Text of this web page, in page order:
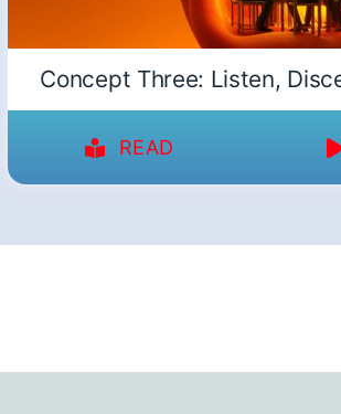
Concept Three: Listen,
READ